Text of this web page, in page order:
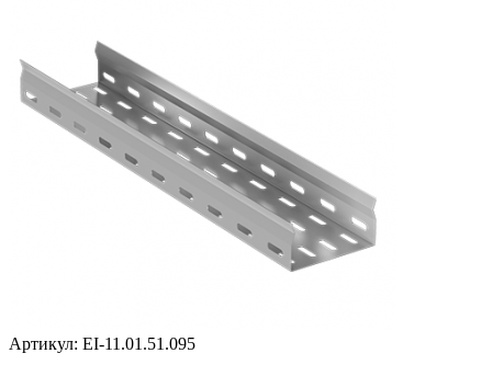
Артикул: EI-11.01.51.095